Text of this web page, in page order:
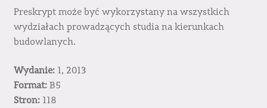
Preskrypt może być wykorzystany na wszystkich
wydziałach prowadzących studia na kierunkach
budowlanych.
Wydanie:1, 2013
Format:B5
Stron:118